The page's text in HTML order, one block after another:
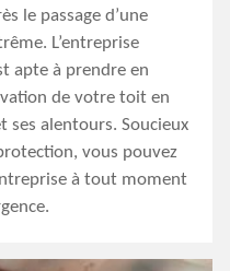
le passage d’une
L’entreprise
apte à prendre en
de votre toit en
ses alentours. Soucieux
vous pouvez
à tout moment